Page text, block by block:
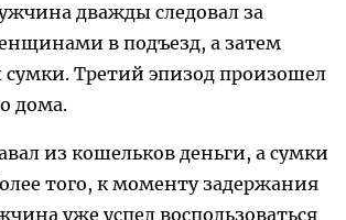
дважды следовал за
в подъезд, а затем
сумки. Третий эпизод произошел
дома.
из кошельков деньги, а сумки
того, к моменту задержания
уже успел воспользоваться